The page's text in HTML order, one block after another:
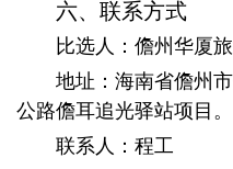
六、联系方式
比选人：儋州华厦
地址：海南省儋州
公路儋耳追光驿站项目。
联系人：程工